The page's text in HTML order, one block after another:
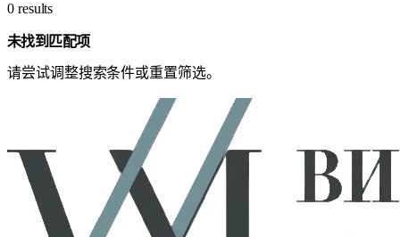
0 results
未找到匹配项
请尝试调整搜索条件或重置筛选。